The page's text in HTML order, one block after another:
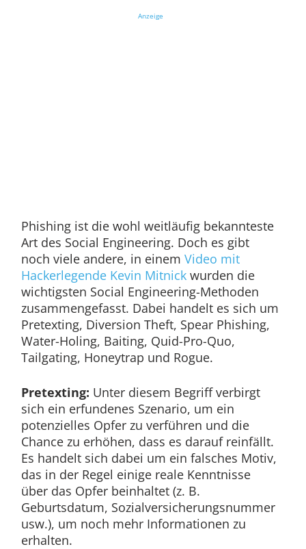
Anzeige
Phishing ist die wohl weitläufig bekannteste
Art des Social Engineering. Doch es gibt
noch viele andere, in einem Video mit
Hackerlegende Kevin Mitnickwurden die
wichtigsten Social Engineering-Methoden
zusammengefasst. Dabei handelt es sich um
Pretexting, Diversion Theft, Spear Phishing,
Water-Holing, Baiting, Quid-Pro-Quo,
Tailgating, Honeytrap und Rogue.
Pretexting: Unter diesem Begriff verbirgt
sich ein erfundenes Szenario, um ein
potenzielles Opfer zu verführen und die
Chance zu erhöhen, dass es darauf reinfällt.
Es handelt sich dabei um ein falsches Motiv,
das in der Regel einige reale Kenntnisse
über das Opfer beinhaltet (z. B.
Geburtsdatum, Sozialversicherungsnummer
usw.), um noch mehr Informationen zu
erhalten.